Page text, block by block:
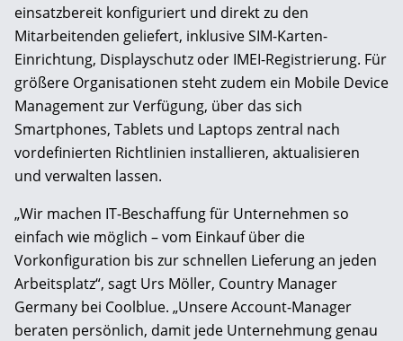
einsatzbereit konfiguriert und direkt zu den
Mitarbeitenden geliefert, inklusive SIM-Karten-
Einrichtung, Displayschutz oder IMEI-Registrierung. Für
größere Organisationen steht zudem ein Mobile Device
Management zur Verfügung, über das sich
Smartphones, Tablets und Laptops zentral nach
vordefinierten Richtlinien installieren, aktualisieren
und verwalten lassen.
„Wir machen IT-Beschaffung für Unternehmen so
einfach wie möglich – vom Einkauf über die
Vorkonfiguration bis zur schnellen Lieferung an jeden
Arbeitsplatz“, sagt Urs Möller, Country Manager
Germany bei Coolblue. „Unsere Account-Manager
beraten persönlich, damit jede Unternehmung genau